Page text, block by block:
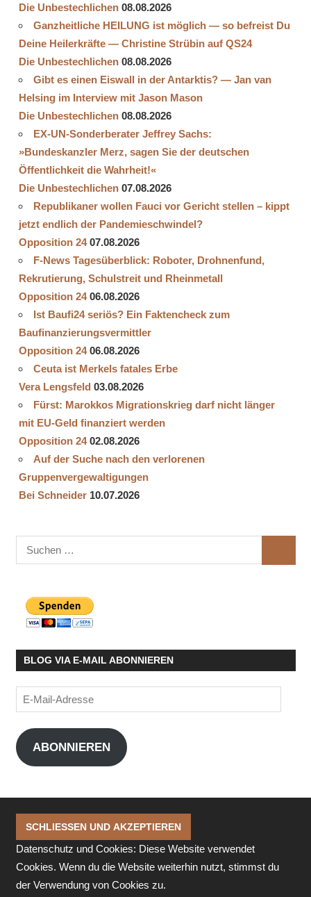
Die Unbestechlichen 08.08.2026
Ganzheitliche HEILUNG ist möglich — so befreist Du
Deine Heilerkräfte — Christine Strübin auf QS24
Die Unbestechlichen 08.08.2026
Gibt es einen Eiswall in der Antarktis? — Jan van
Helsing im Interview mit Jason Mason
Die Unbestechlichen 08.08.2026
EX-UN-Sonderberater Jeffrey Sachs:
»Bundeskanzler Merz, sagen Sie der deutschen
Öffentlichkeit die Wahrheit!«
Die Unbestechlichen 07.08.2026
Republikaner wollen Fauci vor Gericht stellen – kippt
jetzt endlich der Pandemieschwindel?
Opposition 24 07.08.2026
F-News Tagesüberblick: Roboter, Drohnenfund,
Rekrutierung, Schulstreit und Rheinmetall
Opposition 24 06.08.2026
Ist Baufi24 seriös? Ein Faktencheck zum
Baufinanzierungsvermittler
Opposition 24 06.08.2026
Ceuta ist Merkels fatales Erbe
Vera Lengsfeld 03.08.2026
Fürst: Marokkos Migrationskrieg darf nicht länger
mit EU-Geld finanziert werden
Opposition 24 02.08.2026
Auf der Suche nach den verlorenen
Gruppenvergewaltigungen
Bei Schneider 10.07.2026
Suchen
nach:
BLOG VIA E-MAIL ABONNIEREN
E-
Mail-
Adresse
ABONNIEREN
Datenschutz und Cookies: Diese Website verwendet
Cookies. Wenn du die Website weiterhin nutzt, stimmst du
der Verwendung von Cookies zu.